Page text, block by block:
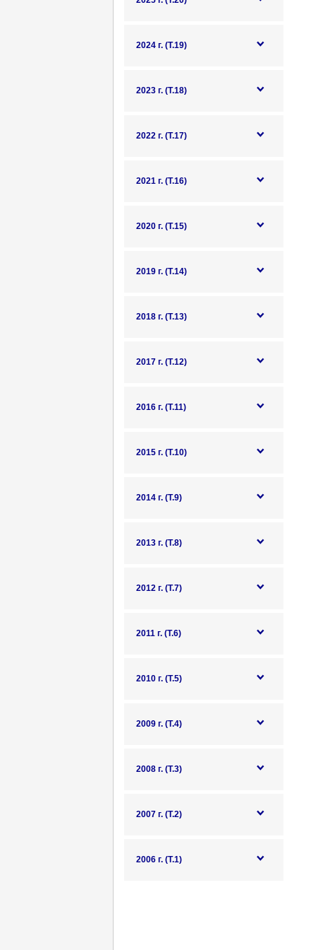
2024 г. (Т.19)
2023 г. (Т.18)
2022 г. (Т.17)
2021 г. (Т.16)
2020 г. (Т.15)
2019 г. (Т.14)
2018 г. (Т.13)
2017 г. (Т.12)
2016 г. (Т.11)
2015 г. (Т.10)
2014 г. (Т.9)
2013 г. (Т.8)
2012 г. (Т.7)
2011 г. (Т.6)
2010 г. (Т.5)
2009 г. (Т.4)
2008 г. (Т.3)
2007 г. (Т.2)
2006 г. (Т.1)